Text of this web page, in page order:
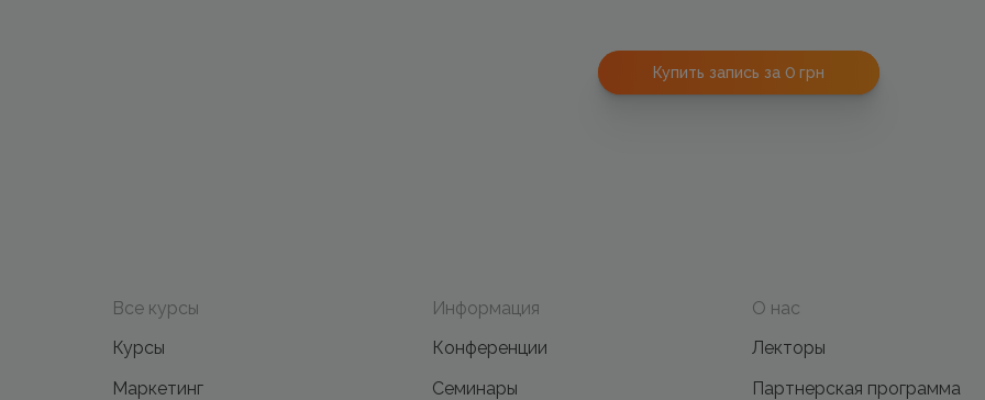
Купить запись за 0 грн
Все курсы
Курсы
Маркетинг
Информация
Конференции
Семинары
О нас
Лекторы
Партнерская программа